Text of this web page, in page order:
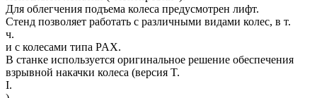
Для облегчения подъема колеса предусмотрен лифт.
Стенд позволяет работать с различными видами колес, в т.
ч.
и с колесами типа PAX.
В станке используется оригинальное решение обеспечения
взрывной накачки колеса (версия T.
I.